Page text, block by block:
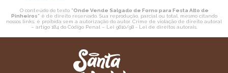
O conteúdo do texto "Onde Vende Salgado de Forno para Festa Alto de
Pinheiros" é de direito reservado. Sua reprodução, parcial ou total, mesmo citando
nossos links, é proibida sem a autorização do autor. Crime de violação de direito autoral
– artigo 184 do Código Penal – Lei 9610/98 - Lei de direitos autorais.